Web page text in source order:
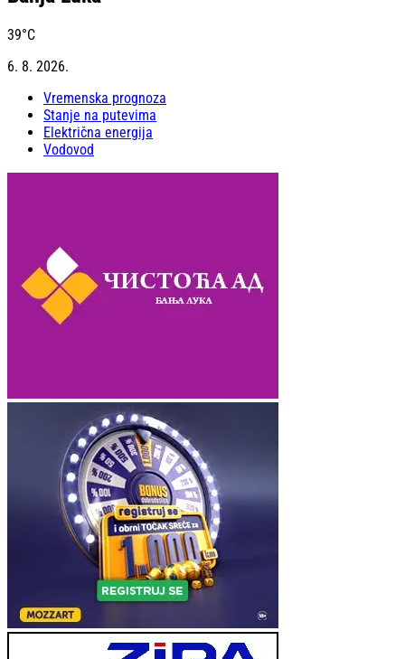
39°C
6. 8. 2026.
Vremenska prognoza
Stanje na putevima
Električna energija
Vodovod